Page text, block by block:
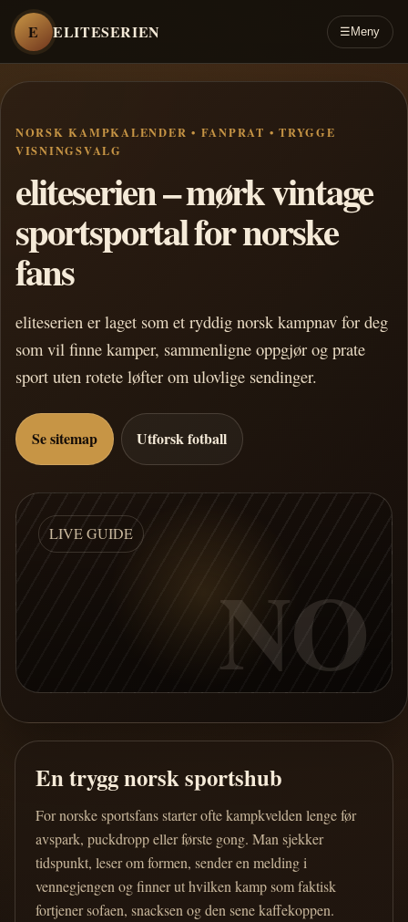
E ELITESERIEN ☰ Meny
NORSK KAMPKALENDER • FANPRAT • TRYGGE
VISNINGSVALG
eliteserien – mørk vintage
sportsportal for norske
fans
eliteserien er laget som et ryddig norsk kampnav for deg
som vil finne kamper, sammenligne oppgjør og prate
sport uten rotete løfter om ulovlige sendinger.
Se sitemap Utforsk fotball
LIVE GUIDE
NO
En trygg norsk sportshub
For norske sportsfans starter ofte kampkvelden lenge før
avspark, puckdropp eller første gong. Man sjekker
tidspunkt, leser om formen, sender en melding i
vennegjengen og finner ut hvilken kamp som faktisk
fortjener sofaen, snacksen og den sene kaffekoppen.